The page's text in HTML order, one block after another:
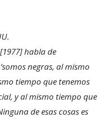
habla de
negras, al mismo
tiempo que tenemos
y al mismo tiempo que
deesas cosas es